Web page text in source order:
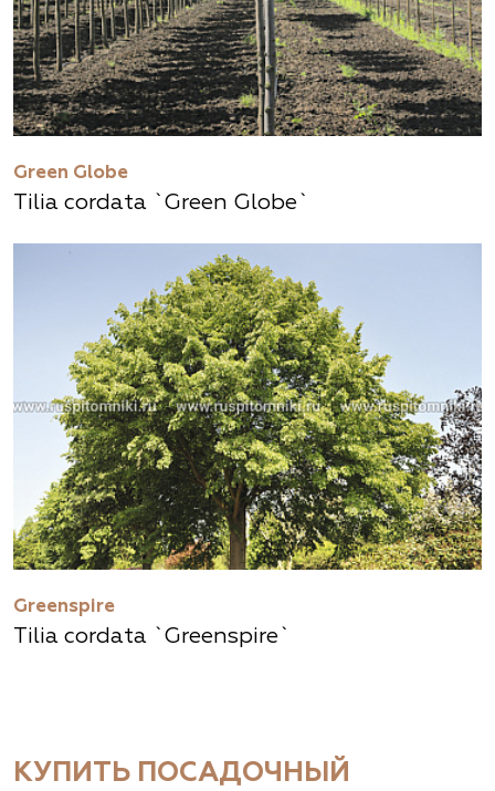
Green Globe
Tilia cordata `Green Globe`
Greenspire
Tilia cordata `Greenspire`
КУПИТЬ ПОСАДОЧНЫЙ